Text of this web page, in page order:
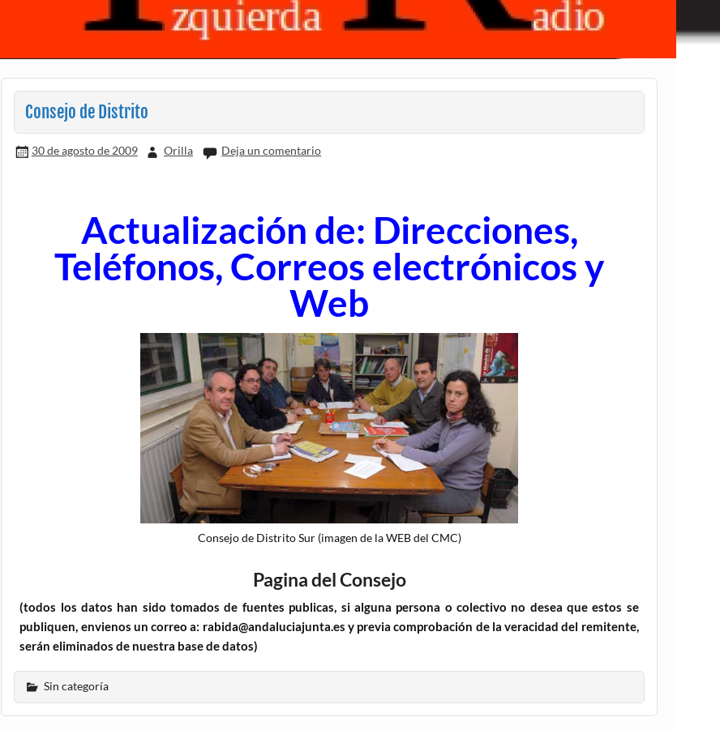
Consejo de Distrito
30 de agosto de 2009 Orilla Deja un comentario
Actualización de: Direcciones,
Teléfonos, Correos electrónicos y
Web
Consejo de Distrito Sur (imagen de la WEB del CMC)
Pagina del Consejo
(todos los datos han sido tomados de fuentes publicas, si alguna persona o colectivo no desea que estos se
publiquen, envienos un correo a: rabida@andaluciajunta.es y previa comprobación de la veracidad del remitente,
serán eliminados de nuestra base de datos)
Sin categoría